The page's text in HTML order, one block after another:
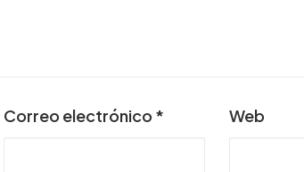
Correo electrónico * Web